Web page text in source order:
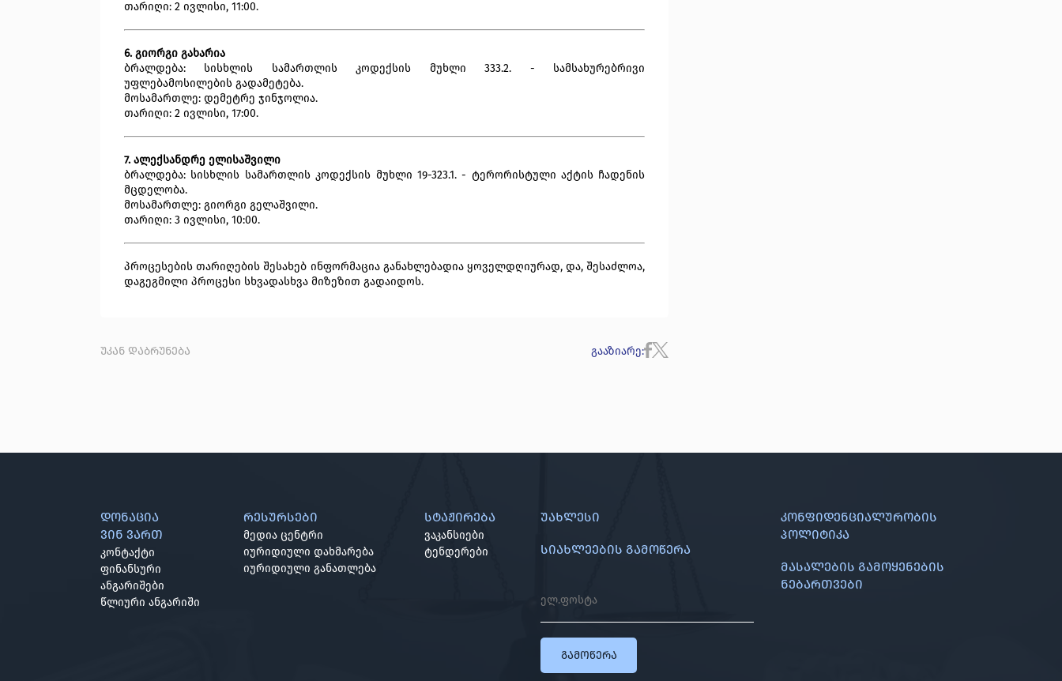
თარიღი: 2 ივლისი, 11:00.
6. გიორგი გახარია
ბრალდება: სისხლის სამართლის კოდექსის მუხლი 333.2. - სამსახურებრივი
უფლებამოსილების გადამეტება.
მოსამართლე: დემეტრე ჯინჯოლია.
თარიღი: 2 ივლისი, 17:00.
7. ალექსანდრე ელისაშვილი
ბრალდება: სისხლის სამართლის კოდექსის მუხლი 19-323.1. - ტერორისტული აქტის ჩადენის
მცდელობა.
მოსამართლე: გიორგი გელაშვილი.
თარიღი: 3 ივლისი, 10:00.
პროცესების თარიღების შესახებ ინფორმაცია განახლებადია ყოველდღიურად, და, შესაძლოა,
დაგეგმილი პროცესი სხვადასხვა მიზეზით გადაიდოს.
უკან დაბრუნება გააზიარე:
დონაცია
ვინ ვართ
კონტაქტი
ფინანსური
ანგარიშები
წლიური ანგარიში
რესურსები
მედია ცენტრი
იურიდიული დახმარება
იურიდიული განათლება
სტაჟირება
ვაკანსიები
ტენდერები
უახლესი
სიახლეების გამოწერა
გამოწერა
კონფიდენციალურობის
პოლიტიკა
მასალების გამოყენების
ნებართვები